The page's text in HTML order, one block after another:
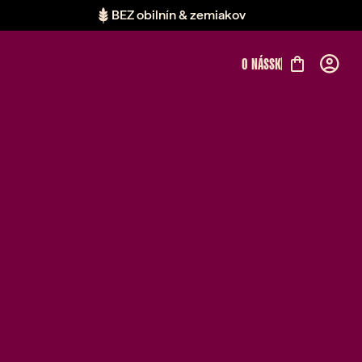
BEZ obilnín & zemiakov
O NÁSSK